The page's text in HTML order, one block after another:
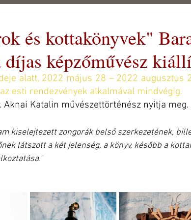
SAJTÓ STÍLUS GALÉRIA ARCHÍVUM
és kottakönyvek"
képzőművész
alatt, 2022 május 28 – 2022 augusztus
esti rendezvények alkalmával mindvégig.
Katalin művészettörténész nyitja meg.
kiselejtezett zongorák belső szerkezetének,
látszott a két jelenség, a könyv, később a